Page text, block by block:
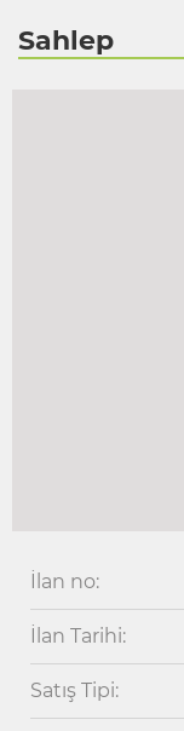
Sahlep
İlan no:
İlan Tarihi:
Satış Tipi: